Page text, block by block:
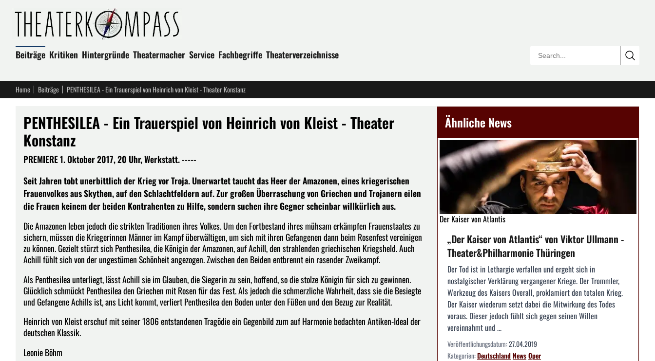
Beiträge Kritiken Hintergründe Theatermacher Service Fachbegriffe Theaterverzeichnisse
Home Beiträge PENTHESILEA - Ein Trauerspiel von Heinrich von Kleist - Theater Konstanz
PENTHESILEA - Ein Trauerspiel von Heinrich von Kleist - Theater
Konstanz
PREMIERE 1. Oktober 2017, 20 Uhr, Werkstatt. -----
Seit Jahren tobt unerbittlich der Krieg vor Troja. Unerwartet taucht das Heer der Amazonen, eines kriegerischen
Frauenvolkes aus Skythen, auf den Schlachtfeldern auf. Zur großen Überraschung von Griechen und Trojanern eilen
die Frauen keinem der beiden Kontrahenten zu Hilfe, sondern suchen ihre Gegner scheinbar willkürlich aus.
Die Amazonen leben jedoch die strikten Traditionen ihres Volkes. Um den Fortbestand ihres mühsam erkämpfen Frauenstaates zu
sichern, müssen die Kriegerinnen Männer im Kampf überwältigen, um sich mit ihren Gefangenen dann beim Rosenfest vereinigen
zu können. Gezielt stürzt sich Penthesilea, die Königin der Amazonen, auf Achill, den strahlenden griechischen Kriegsheld. Auch
Achill fühlt sich von der ungestümen Schönheit angezogen. Zwischen den Beiden entbrennt ein rasender Zweikampf.
Als Penthesilea unterliegt, lässt Achill sie im Glauben, die Siegerin zu sein, hoffend, so die stolze Königin für sich zu gewinnen.
Glücklich schmückt Penthesilea den Griechen mit Rosen für das Fest. Als jedoch die schmerzliche Wahrheit, dass sie die Besiegte
und Gefangene Achills ist, ans Licht kommt, verliert Penthesilea den Boden unter den Füßen und den Bezug zur Realität.
Heinrich von Kleist erschuf mit seiner 1806 entstandenen Tragödie ein Gegenbild zum auf Harmonie bedachten Antiken-Ideal der
deutschen Klassik.
Leonie Böhm
Ähnliche News
Der Kaiser von Atlantis
„Der Kaiser von Atlantis“ von Viktor Ullmann -
Theater&Philharmonie Thüringen
Der Tod ist in Lethargie verfallen und ergeht sich in
nostalgischer Verklärung vergangener Kriege. Der Trommler,
Werkzeug des Kaisers Overall, proklamiert den totalen Krieg.
Der Kaiser wiederum setzt dabei die Mitwirkung des Todes
voraus. Dieser jedoch fühlt sich gegen seinen Willen
vereinnahmt und ...
Veröffentlichungsdatum:27.04.2019
Kategorien:DeutschlandNewsOper